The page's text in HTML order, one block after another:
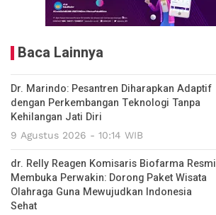
Baca Lainnya
Dr. Marindo: Pesantren Diharapkan Adaptif
dengan Perkembangan Teknologi Tanpa
Kehilangan Jati Diri
9 Agustus 2026 - 10:14 WIB
dr. Relly Reagen Komisaris Biofarma Resmi
Membuka Perwakin: Dorong Paket Wisata
Olahraga Guna Mewujudkan Indonesia
Sehat